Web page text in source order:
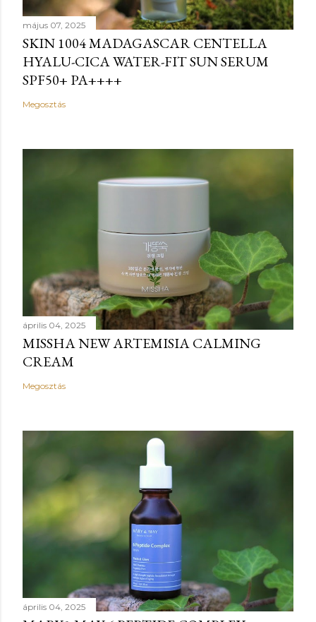
május 07, 2025
SKIN 1004 MADAGASCAR CENTELLA
HYALU-CICA WATER-FIT SUN SERUM
SPF50+ PA++++
Megosztás
április 04, 2025
MISSHA NEW ARTEMISIA CALMING
CREAM
Megosztás
április 04, 2025